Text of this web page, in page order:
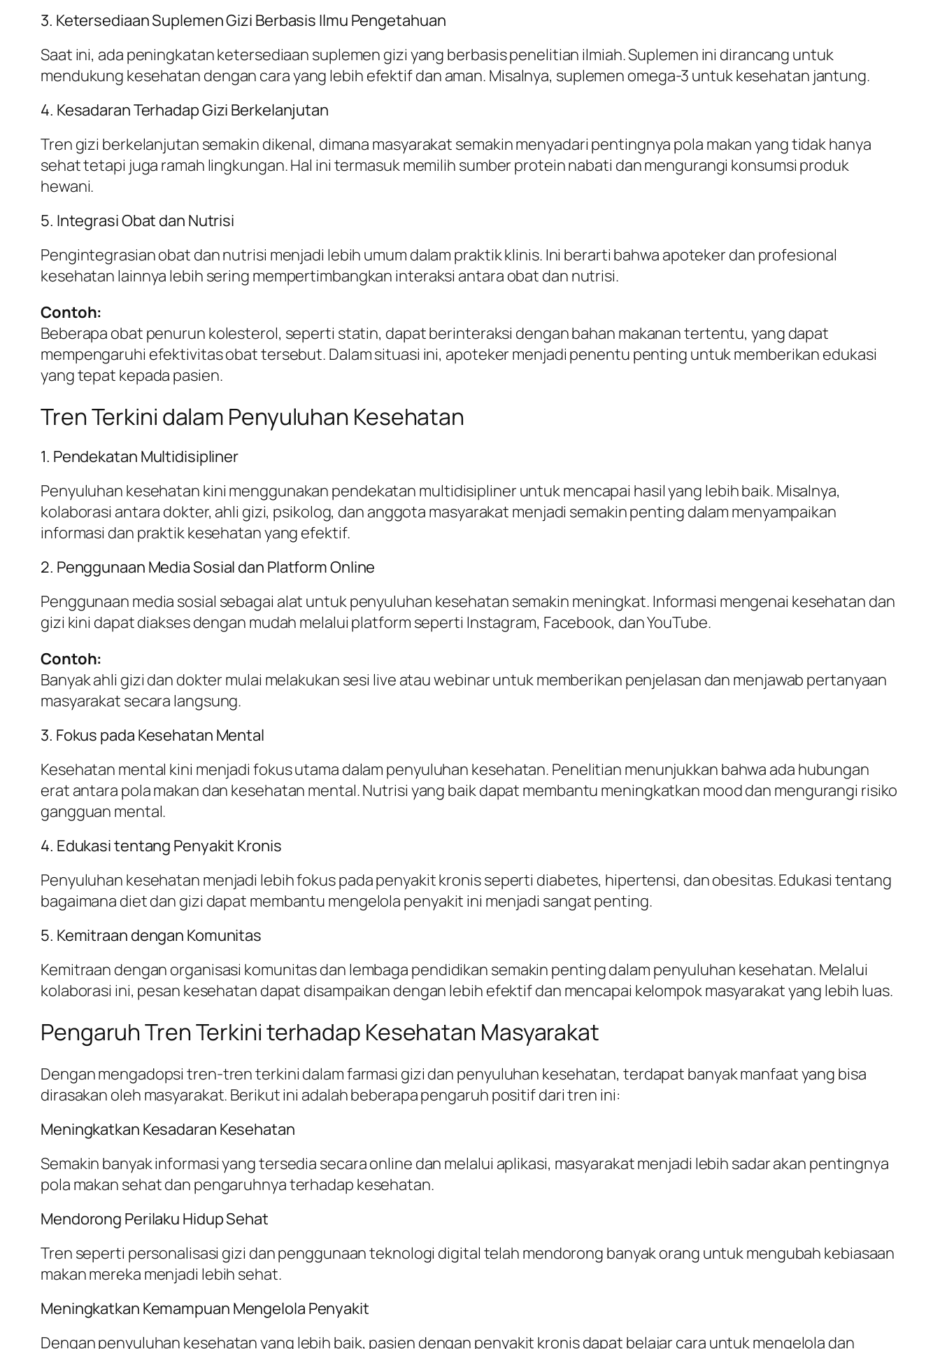
3. Ketersediaan Suplemen Gizi Berbasis Ilmu Pengetahuan
Saat ini, ada peningkatan ketersediaan suplemen gizi yang berbasis penelitian ilmiah. Suplemen ini dirancang untuk
mendukung kesehatan dengan cara yang lebih efektif dan aman. Misalnya, suplemen omega-3 untuk kesehatan jantung.
4. Kesadaran Terhadap Gizi Berkelanjutan
Tren gizi berkelanjutan semakin dikenal, dimana masyarakat semakin menyadari pentingnya pola makan yang tidak hanya
sehat tetapi juga ramah lingkungan. Hal ini termasuk memilih sumber protein nabati dan mengurangi konsumsi produk
hewani.
5. Integrasi Obat dan Nutrisi
Pengintegrasian obat dan nutrisi menjadi lebih umum dalam praktik klinis. Ini berarti bahwa apoteker dan profesional
kesehatan lainnya lebih sering mempertimbangkan interaksi antara obat dan nutrisi.
Contoh:
Beberapa obat penurun kolesterol, seperti statin, dapat berinteraksi dengan bahan makanan tertentu, yang dapat
mempengaruhi efektivitas obat tersebut. Dalam situasi ini, apoteker menjadi penentu penting untuk memberikan edukasi
yang tepat kepada pasien.
Tren Terkini dalam Penyuluhan Kesehatan
1. Pendekatan Multidisipliner
Penyuluhan kesehatan kini menggunakan pendekatan multidisipliner untuk mencapai hasil yang lebih baik. Misalnya,
kolaborasi antara dokter, ahli gizi, psikolog, dan anggota masyarakat menjadi semakin penting dalam menyampaikan
informasi dan praktik kesehatan yang efektif.
2. Penggunaan Media Sosial dan Platform Online
Penggunaan media sosial sebagai alat untuk penyuluhan kesehatan semakin meningkat. Informasi mengenai kesehatan dan
gizi kini dapat diakses dengan mudah melalui platform seperti Instagram, Facebook, dan YouTube.
Contoh:
Banyak ahli gizi dan dokter mulai melakukan sesi live atau webinar untuk memberikan penjelasan dan menjawab pertanyaan
masyarakat secara langsung.
3. Fokus pada Kesehatan Mental
Kesehatan mental kini menjadi fokus utama dalam penyuluhan kesehatan. Penelitian menunjukkan bahwa ada hubungan
erat antara pola makan dan kesehatan mental. Nutrisi yang baik dapat membantu meningkatkan mood dan mengurangi risiko
gangguan mental.
4. Edukasi tentang Penyakit Kronis
Penyuluhan kesehatan menjadi lebih fokus pada penyakit kronis seperti diabetes, hipertensi, dan obesitas. Edukasi tentang
bagaimana diet dan gizi dapat membantu mengelola penyakit ini menjadi sangat penting.
5. Kemitraan dengan Komunitas
Kemitraan dengan organisasi komunitas dan lembaga pendidikan semakin penting dalam penyuluhan kesehatan. Melalui
kolaborasi ini, pesan kesehatan dapat disampaikan dengan lebih efektif dan mencapai kelompok masyarakat yang lebih luas.
Pengaruh Tren Terkini terhadap Kesehatan Masyarakat
Dengan mengadopsi tren-tren terkini dalam farmasi gizi dan penyuluhan kesehatan, terdapat banyak manfaat yang bisa
dirasakan oleh masyarakat. Berikut ini adalah beberapa pengaruh positif dari tren ini:
Meningkatkan Kesadaran Kesehatan
Semakin banyak informasi yang tersedia secara online dan melalui aplikasi, masyarakat menjadi lebih sadar akan pentingnya
pola makan sehat dan pengaruhnya terhadap kesehatan.
Mendorong Perilaku Hidup Sehat
Tren seperti personalisasi gizi dan penggunaan teknologi digital telah mendorong banyak orang untuk mengubah kebiasaan
makan mereka menjadi lebih sehat.
Meningkatkan Kemampuan Mengelola Penyakit
Dengan penyuluhan kesehatan yang lebih baik, pasien dengan penyakit kronis dapat belajar cara untuk mengelola dan